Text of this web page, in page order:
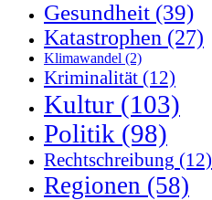
Gesundheit (39)
Katastrophen (27)
Klimawandel (2)
Kriminalität (12)
Kultur (103)
Politik (98)
Rechtschreibung (12)
Regionen (58)